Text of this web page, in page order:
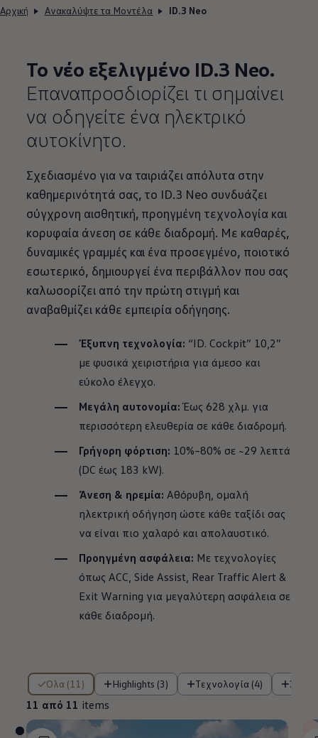
Αρχική Ανακαλύψτε τα Μοντέλα ID.3 Neo
Το νέο εξελιγμένο ID.3 Neo.
Επαναπροσδιορίζει τι σημαίνει
να οδηγείτε ένα ηλεκτρικό
αυτοκίνητο.
Σχεδιασμένο για να ταιριάζει απόλυτα στην
καθημερινότητά σας, το ID.3 Neo συνδυάζει
σύγχρονη αισθητική, προηγμένη τεχνολογία και
κορυφαία άνεση σε κάθε διαδρομή. Με καθαρές,
δυναμικές γραμμές και ένα προσεγμένο, ποιοτικό
εσωτερικό, δημιουργεί ένα περιβάλλον που σας
καλωσορίζει από την πρώτη στιγμή και
αναβαθμίζει κάθε εμπειρία οδήγησης.
Έξυπνη τεχνολογία: “ID. Cockpit” 10,2”
με φυσικά χειριστήρια για άμεσο και
εύκολο έλεγχο.
Μεγάλη αυτονομία: Έως 628 χλμ. για
περισσότερη ελευθερία σε κάθε διαδρομή.
Γρήγορη φόρτιση: 10%–80% σε ~29 λεπτά
(DC έως 183 kW).
Άνεση & ηρεμία:Αθόρυβη, ομαλή
ηλεκτρική οδήγηση ώστε κάθε ταξίδι σας
να είναι πιο χαλαρό και απολαυστικό.
Προηγμένη ασφάλεια: Με τεχνολογίες
όπως ACC, Side Assist, Rear Traffic Alert &
Exit Warning για μεγαλύτερη ασφάλεια σε
κάθε διαδρομή.
Όλα (11) Highlights (3) Τεχνολογία (4)
11 από 11 items
11 από 11 items